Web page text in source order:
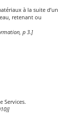
à la suite d’un
retenant ou
p 3.]
Services.